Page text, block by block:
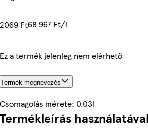
2069 Ft68 967 Ft/l
Ez a termék jelenleg nem elérhető
Termék megnevezés
Csomagolás mérete: 0.03l
Termékleírás használatával